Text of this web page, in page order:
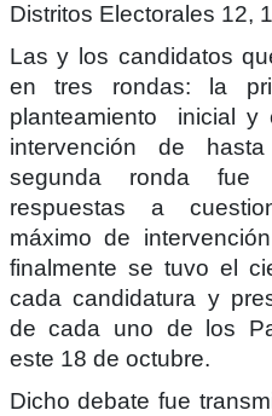
Distritos Electorales 12,
Las y los candidatos
en tres rondas: la
planteamiento inicial y
intervención de
segunda ronda fue
respuestas a
máximo de
finalmente se tuvo el
cada candidatura y
de cada uno de los
este 18 de octubre.
Dicho debate fue